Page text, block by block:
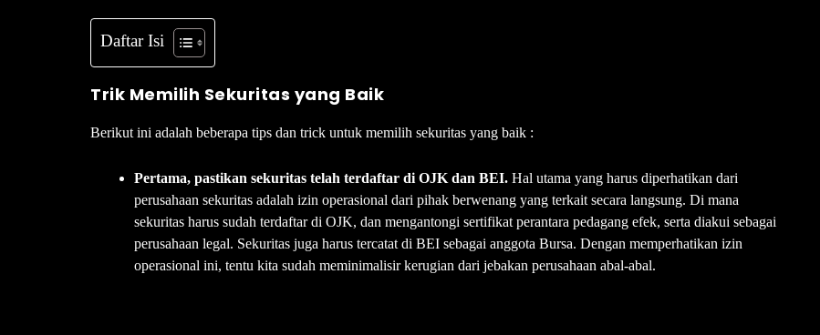
Daftar Isi
Trik Memilih Sekuritas yang Baik
Berikut ini adalah beberapa tips dan trick untuk memilih sekuritas yang baik :
Pertama, pastikan sekuritas telah terdaftar di OJK dan BEI. Hal utama yang harus diperhatikan dari
perusahaan sekuritas adalah izin operasional dari pihak berwenang yang terkait secara langsung. Di mana
sekuritas harus sudah terdaftar di OJK, dan mengantongi sertifikat perantara pedagang efek, serta diakui sebagai
perusahaan legal. Sekuritas juga harus tercatat di BEI sebagai anggota Bursa. Dengan memperhatikan izin
operasional ini, tentu kita sudah meminimalisir kerugian dari jebakan perusahaan abal-abal.